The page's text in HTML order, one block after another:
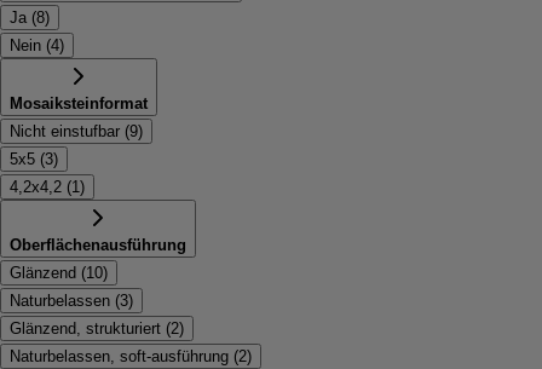
Ja (8)
Nein (4)
Mosaiksteinformat
Nicht einstufbar (9)
5x5 (3)
4,2x4,2 (1 )
Oberflächenausführung
Glänzend (10)
Naturbelassen (3)
Glänzend, strukturiert (2)
Naturbelassen, soft-ausführung (2)